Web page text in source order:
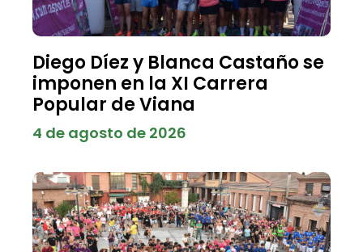
Diego Díez y Blanca Castaño se
imponen en la XI Carrera
Popular de Viana
4 de agosto de 2026